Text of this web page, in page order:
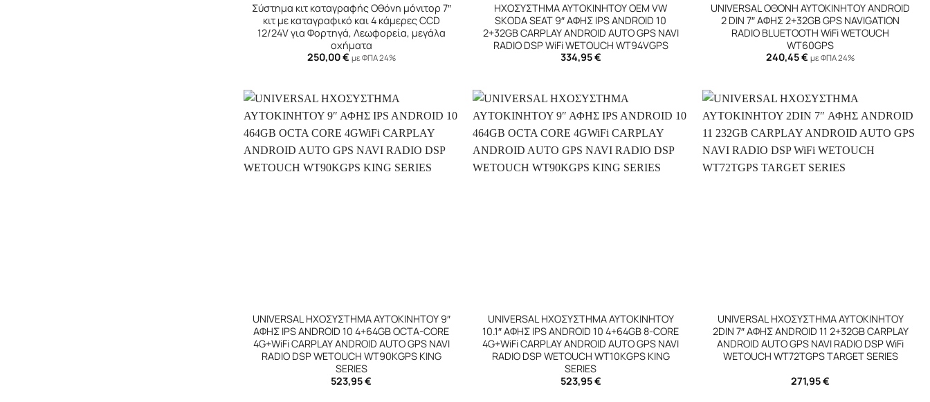
Σύστημα κιτ καταγραφής Οθόνη μόνιτορ 7″
κιτ με καταγραφικό και 4 κάμερες CCD
12/24V για Φορτηγά, Λεωφορεία, μεγάλα
οχήματα
250,00€ με ΦΠΑ 24%
ΗΧΟΣΥΣΤΗΜΑ ΑΥΤΟΚΙΝΗΤΟΥ OEM VW
SKODA SEAT 9″ ΑΦΗΣ IPS ANDROID 10
2+32GB CARPLAY ANDROID AUTO GPS NAVI
RADIO DSP WiFi WETOUCH WT94VGPS
334,95€
UNIVERSAL ΟΘΟΝΗ ΑΥΤΟΚΙΝΗΤΟΥ ANDROID
2 DIN 7″ ΑΦΗΣ 2+32GB GPS NAVIGATION
RADIO BLUETOOTH WiFi WETOUCH
WT60GPS
240,45€ με ΦΠΑ 24%
UNIVERSAL ΗΧΟΣΥΣΤΗΜΑ ΑΥΤΟΚΙΝΗΤΟΥ 9″
ΑΦΗΣ IPS ANDROID 10 4+64GB OCTA-CORE
4G+WiFi CARPLAY ANDROID AUTO GPS NAVI
RADIO DSP WETOUCH WT90KGPS KING
SERIES
523,95€
UNIVERSAL ΗΧΟΣΥΣΤΗΜΑ ΑΥΤΟΚΙΝΗΤΟΥ
10.1″ ΑΦΗΣ IPS ANDROID 10 4+64GB 8-CORE
4G+WiFi CARPLAY ANDROID AUTO GPS NAVI
RADIO DSP WETOUCH WT10KGPS KING
SERIES
523,95€
UNIVERSAL ΗΧΟΣΥΣΤΗΜΑ ΑΥΤΟΚΙΝΗΤΟΥ
2DIN 7″ ΑΦΗΣ ANDROID 11 2+32GB CARPLAY
ANDROID AUTO GPS NAVI RADIO DSP WiFi
WETOUCH WT72TGPS TARGET SERIES
271,95€